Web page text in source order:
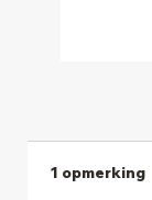
1 opmerking